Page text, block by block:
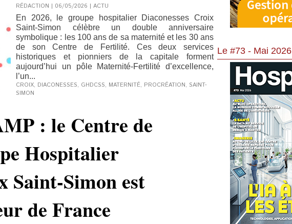
RÉDACTION | 06/05/2026 | ACTU
En 2026, le groupe hospitalier Diaconesses Croix
Saint‑Simon célèbre un double anniversaire
symbolique : les 100 ans de sa maternité et les 30 ans
de son Centre de Fertilité. Ces deux services
historiques et pionniers de la capitale forment
aujourd’hui un pôle Maternité‑Fertilité d’excellence,
l’un...
CROIX, DIACONESSES, GHDCSS, MATERNITÉ, PROCRÉATION, SAINT-
SIMON
: le Centre de
Hospitalier
Saint-Simon est
de France
Le #73 - Mai 2026